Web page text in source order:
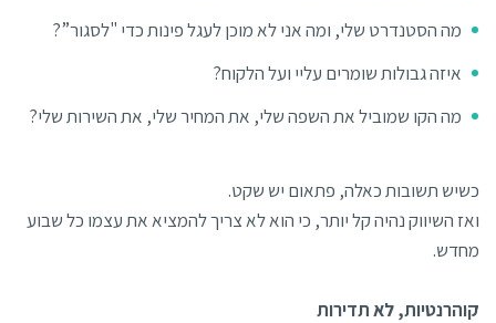
מה הסטנדרט שלי, ומה אני לא מוכן לעגל פינות כדי "לסגור”?
איזה גבולות שומרים עליי ועל הלקוח?
מה הקו שמוביל את השפה שלי, את המחיר שלי, את השירות שלי?
כשיש תשובות כאלה, פתאום יש שקט.
ואז השיווק נהיה קל יותר, כי הוא לא צריך להמציא את עצמו כל שבוע
מחדש.
קוהרנטיות, לא תדירות